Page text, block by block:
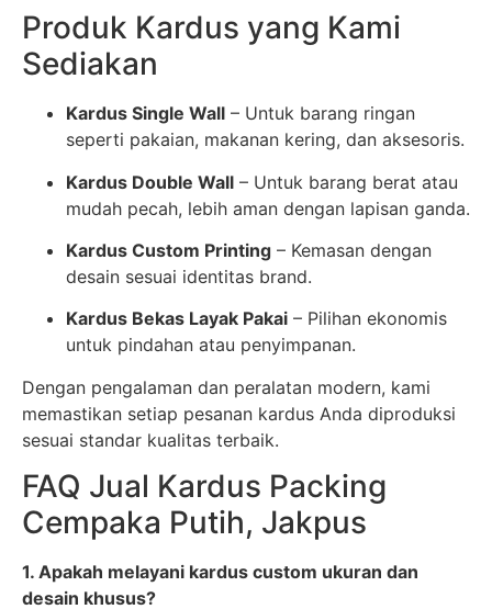
Produk Kardus yang Kami
Sediakan
Kardus Single Wall – Untuk barang ringan
seperti pakaian, makanan kering, dan aksesoris.
Kardus Double Wall – Untuk barang berat atau
mudah pecah, lebih aman dengan lapisan ganda.
Kardus Custom Printing – Kemasan dengan
desain sesuai identitas brand.
Kardus Bekas Layak Pakai – Pilihan ekonomis
untuk pindahan atau penyimpanan.
Dengan pengalaman dan peralatan modern, kami
memastikan setiap pesanan kardus Anda diproduksi
sesuai standar kualitas terbaik.
FAQ Jual Kardus Packing
Cempaka Putih, Jakpus
1. Apakah melayani kardus custom ukuran dan
desain khusus?